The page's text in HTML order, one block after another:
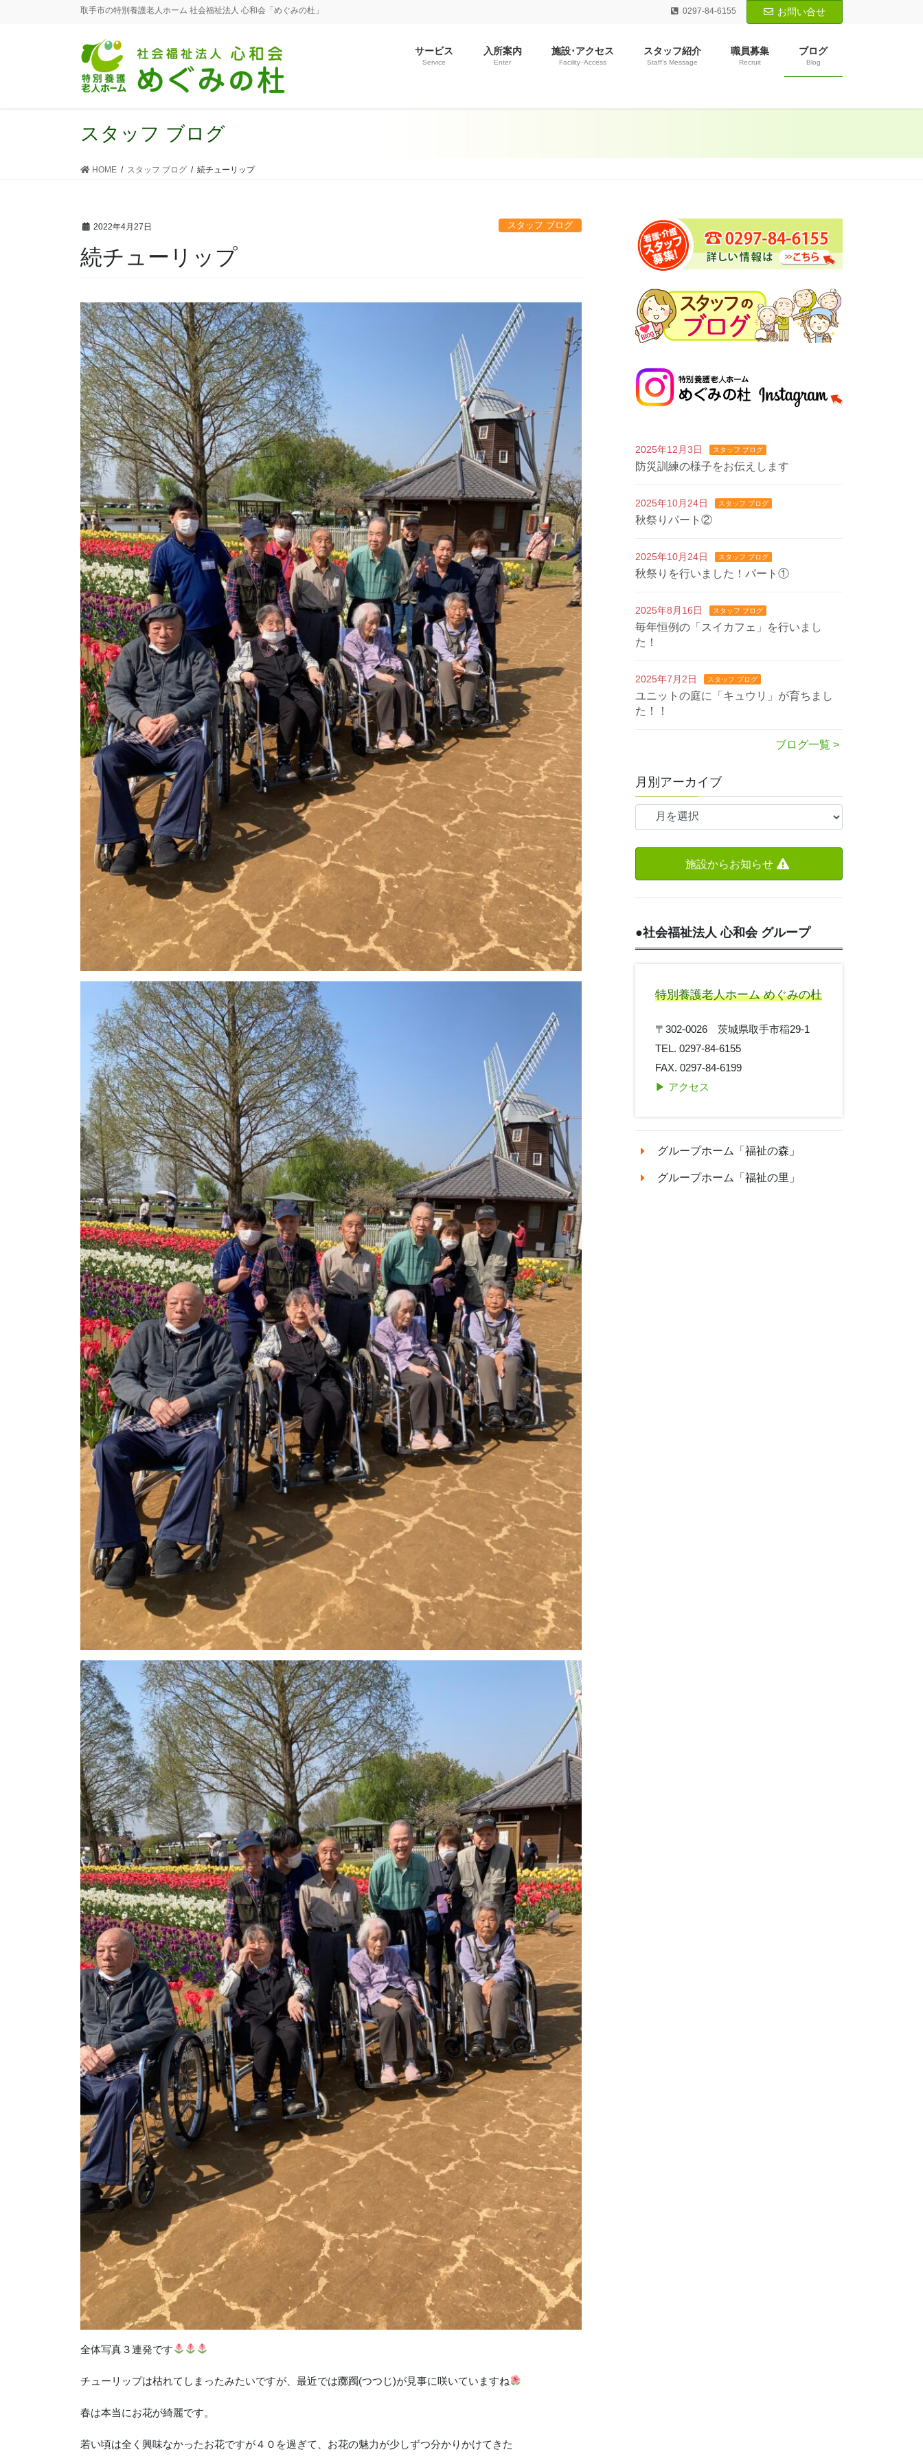
取手市の特別養護老人ホーム 社会福祉法人 心和会「めぐみの杜」 0297-84-6155 お問い合せ
サービス
Service
入所案内
Enter
施設･アクセス
Facility･Access
スタッフ紹介
Staff’s Message
職員募集
Recruit
ブログ
Blog
スタッフ ブログ
HOME スタッフ ブログ 続チューリップ
2022年4月27日 スタッフ ブログ
続チューリップ
全体写真３連発です
チューリップは枯れてしまったみたいですが、最近では躑躅(つつじ)が見事に咲いていますね
春は本当にお花が綺麗です。
若い頃は全く興味なかったお花ですが４０を過ぎて、お花の魅力が少しずつ分かりかけてきた
2025年12月3日 スタッフ ブログ
防災訓練の様子をお伝えします
2025年10月24日 スタッフ ブログ
秋祭りパート②
2025年10月24日 スタッフ ブログ
秋祭りを行いました！パート①
2025年8月16日 スタッフ ブログ
毎年恒例の「スイカフェ」を行いまし
た！
2025年7月2日 スタッフ ブログ
ユニットの庭に「キュウリ」が育ちまし
た！！
ブログ一覧 >
月別アーカイブ
施設からお知らせ
●社会福祉法人 心和会 グループ
特別養護老人ホーム めぐみの杜
〒302-0026 茨城県取手市稲29-1
TEL. 0297-84-6155
FAX. 0297-84-6199
▶︎ アクセス
グループホーム「福祉の森」
グループホーム「福祉の里」